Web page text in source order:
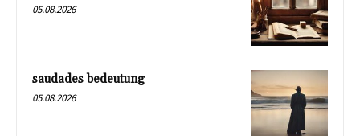
05.08.2026
saudades bedeutung
05.08.2026